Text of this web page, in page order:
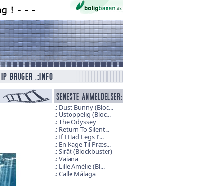
Dust Bunny (Bloc...
Ustoppelig (Bloc...
The Odyssey
Return To Silent...
If I Had Legs I’...
En Kage Til Præs...
Sirât (Blockbuster)
Vaiana
Lille Amélie (Bl...
Calle Málaga